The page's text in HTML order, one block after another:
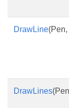
DrawLine
DrawLines